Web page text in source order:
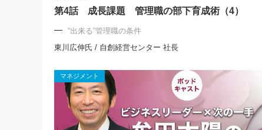
第4話 成長課題 管理職の部下育成術（4）
“出来る”管理職の条件
東川広伸氏 / 自創経営センター 社長
マネジメント